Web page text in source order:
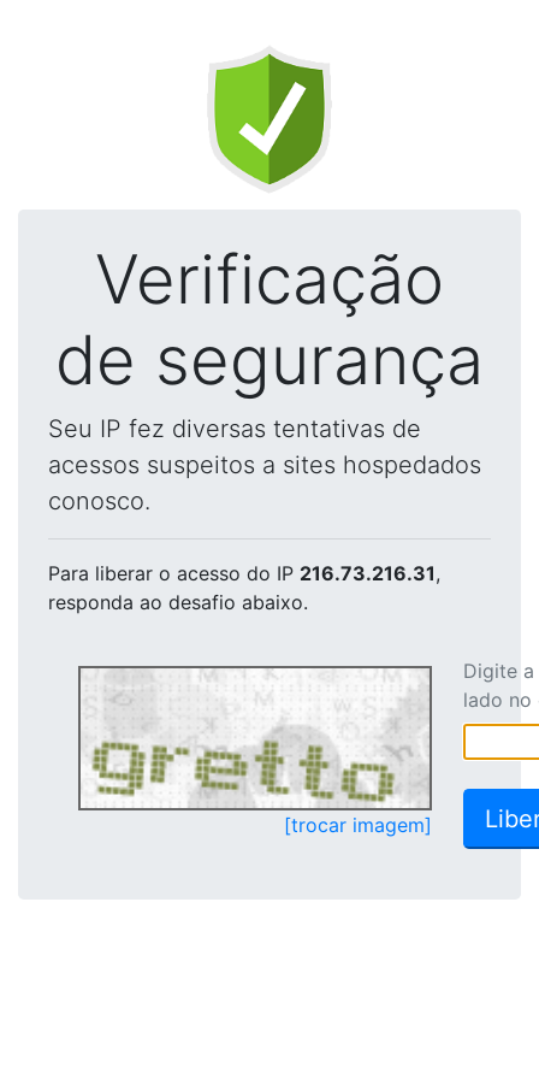
Verificação
de segurança
Seu IP fez diversas tentativas de
acessos suspeitos a sites hospedados
conosco.
Para liberar o acesso do IP 216.73.216.31,
responda ao desafio abaixo.
[trocar imagem]
Digite
lado no